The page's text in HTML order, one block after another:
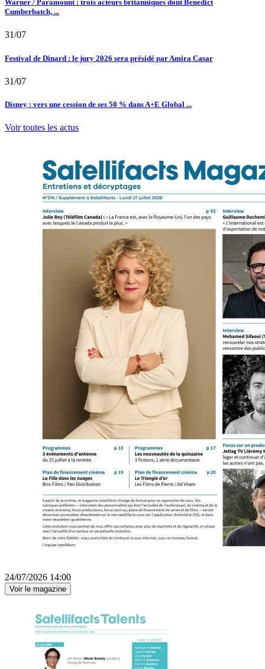
Warner / Paramount : trois acteurs britanniques dont Benedict
Cumberbatch, ...
31/07
Festival de Dinard : le jury 2026 sera présidé par Amira Casar
31/07
Disney : vers une cession de ses 50 % dans A+E Global ...
Voir toutes les actus
24/07/2026 14:00
Voir le magazine